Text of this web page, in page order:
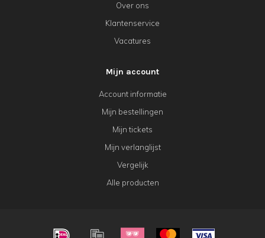
Over ons
Klantenservice
Vacatures
Mijn account
Account informatie
Mijn bestellingen
Mijn tickets
Mijn verlanglijst
Vergelijk
Alle producten